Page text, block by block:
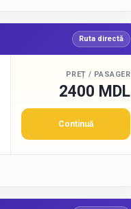
Ruta directă
PREȚ / PASAGER
2400 MDL
Continuă